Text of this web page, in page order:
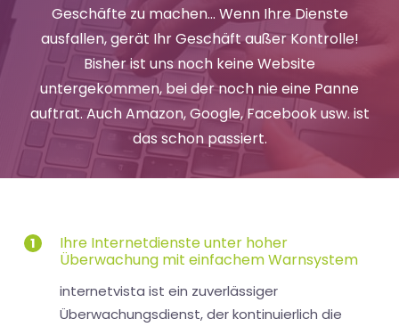
Money
Geschäfte zu machen... Wenn Ihre Dienste
ausfallen, gerät Ihr Geschäft außer Kontrolle!
Bisher ist uns noch keine Website
untergekommen, bei der noch nie eine Panne
auftrat. Auch Amazon, Google, Facebook usw. ist
das schon passiert.
1
Ihre Internetdienste unter hoher
Überwachung mit einfachem Warnsystem
internetvista ist ein zuverlässiger
Überwachungsdienst, der kontinuierlich die